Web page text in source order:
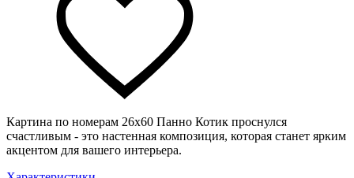
Картина по номерам 26х60 Панно Котик проснулся
счастливым - это настенная композиция, которая станет ярким
акцентом для вашего интерьера.